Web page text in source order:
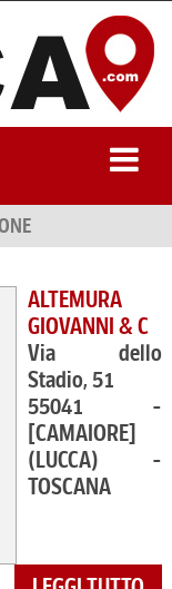
ALTEMURA
GIOVANNI & C
Via dello
Stadio, 51
55041 -
[CAMAIORE]
(LUCCA) -
TOSCANA